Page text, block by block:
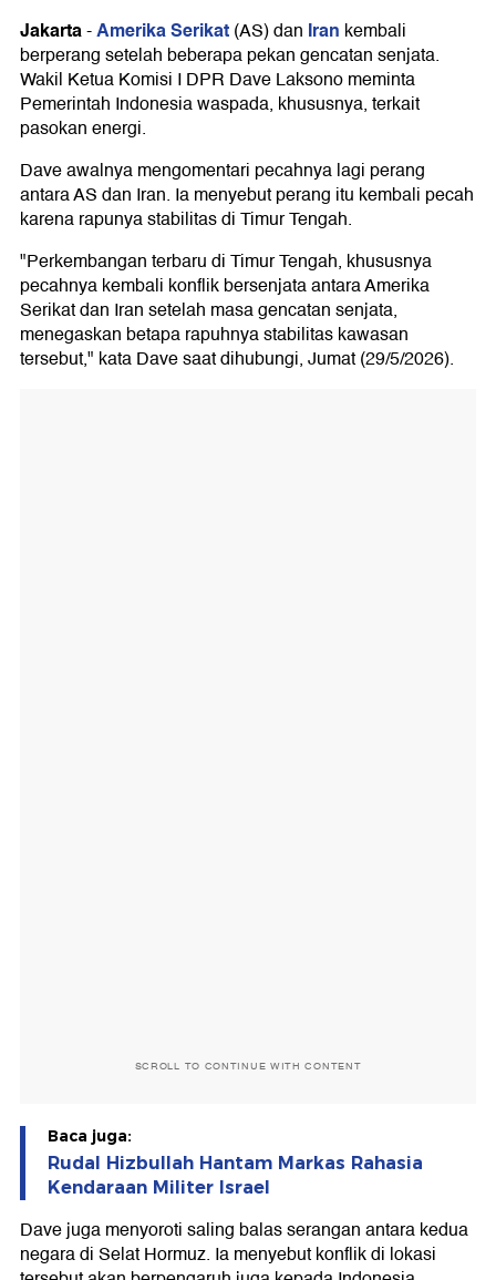
Jakarta-Amerika Serikat(AS) dan Iran kembali
berperang setelah beberapa pekan gencatan senjata.
Wakil Ketua Komisi I DPR Dave Laksono meminta
Pemerintah Indonesia waspada, khususnya, terkait
pasokan energi.
Dave awalnya mengomentari pecahnya lagi perang
antara AS dan Iran. Ia menyebut perang itu kembali pecah
karena rapunya stabilitas di Timur Tengah.
"Perkembangan terbaru di Timur Tengah, khususnya
pecahnya kembali konflik bersenjata antara Amerika
Serikat dan Iran setelah masa gencatan senjata,
menegaskan betapa rapuhnya stabilitas kawasan
tersebut," kata Dave saat dihubungi, Jumat (29/5/2026).
SCROLL TO CONTINUE WITH CONTENT
Baca juga:
Rudal Hizbullah Hantam Markas Rahasia
Kendaraan Militer Israel
Dave juga menyoroti saling balas serangan antara kedua
negara di Selat Hormuz. Ia menyebut konflik di lokasi